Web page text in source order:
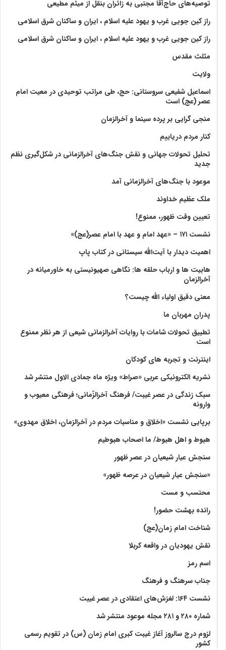
توصیه‌های حاج‌آقا مجتبی به زائران بنقل از میثم مطیعی
راز کین جویی غرب و یهود علیه اسلام ، ایران و ساکنان شرق اسلامی
راز کین جویی غرب و یهود علیه اسلام ، ایران و ساکنان شرق اسلامی
مثلث مقدس
ولايت‏
اسماعیل شفیعی سروستانی: حج، طی مراتب توحیدی در معیت امام
عصر (عج) است
منجی گرایی بر پرده سینما و آخرالزمان
کنار مردم دریاییم
تحلیل تحولات جهانی و نقش جنگ‌های آخرالزمانی در شکل‌گیری نظم
جدید
موعود با جنگ‌های آخرالزمانی آمد
ملک عظیم خداوند
تعیین وقت ظهور، ممنوع!
نشست ۱۷۱ – «عهد امام و عهد با امام عصر(عج)»
اهمیت دیدار با آیت‌الله سیستانی در کتاب پاپ
هابیت ها و ارباب حلقه ها: نگاهی صهیونیستی به خاورمیانه در
آخرالزمان
معنی دقیق اولیاء الله چیست؟
پدران مهربان ما
تطبیق تحولات شامات با روایات آخرالزمانی شیعی از هر نظر ممنوع
است
اینترنت و تجربه های کودکان
نشریه الکترونیکی عربی «صراط» ویژه ماه جمادی الاول منتشر شد
سبک زندگی در عصر غیبت/ فرهنگ آخرالزّمانی؛ فرهنگی معیوب و
وارونه
برپایی نشست «اخلاق و مناسبات مردم در آخرالزمان، اخلاق مهدوی»
هبوط و اهل هبوط/ ما اصحاب هبوطیم
سنجش عیار شیعیان در عصر ظهور
«سنجش عیار شیعیان در عرصه ظهور»
محتسب و مست
رانده بهشت‌ حضور!
شناخت امام زمان(عج)
نقش یهودیان در واقعه کربلا
اسم رمز
جناب سرهنگ و فرهنگ
نشست ۱۶۴: لغزش‌های اعتقادی در عصر غیبت
شماره ۲۸۰ و ۲۸۱ مجله موعود منتشر شد
لزوم درج سالروز آغاز غیبت کبری امام زمان (س) در تقویم رسمی
کشور